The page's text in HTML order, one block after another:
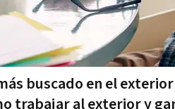
buscado en el
trabajar al exterior y